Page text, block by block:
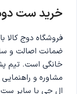
خرید ست
فروشگاه دوج کالا با
ضمانت اصالت و
خانگی است. تیم
مشاوره و
ال جی یا سایر